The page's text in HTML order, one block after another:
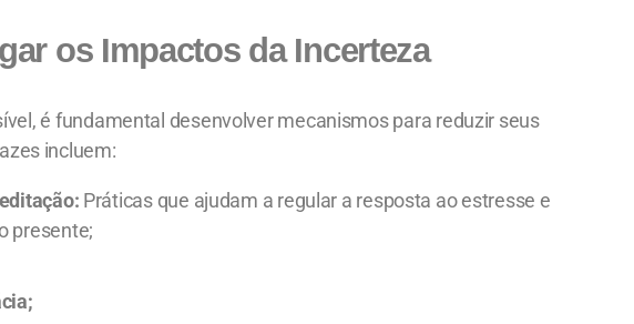
os Impactos da Incerteza
é fundamental desenvolver mecanismos para reduzir seus
incluem:
Práticas que ajudam a regular a resposta ao estresse e
presente;